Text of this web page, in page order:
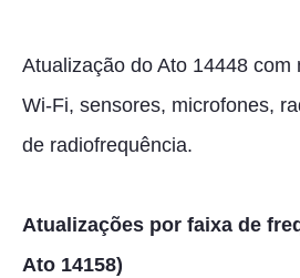
Atualização do Ato 14448 com
Wi-Fi, sensores, microfones,
de radiofrequência.
Atualizações por faixa de
Ato 14158)